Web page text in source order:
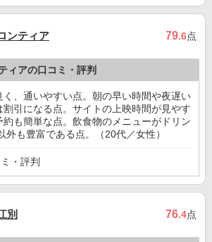
ンティア 79.6点
ィアの口コミ・評判
く、通いやすい点。朝の早い時間や夜遅い
割引になる点。サイトの上映時間が見やす
約も簡単な点。飲食物のメニューがドリン
外も豊富である点。（20代／女性）
・評判
別 76.4点